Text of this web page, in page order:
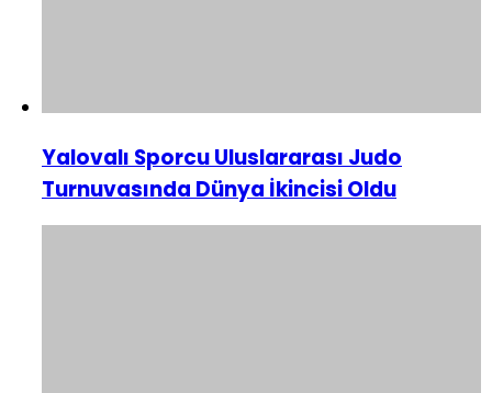
Yalovalı Sporcu Uluslararası Judo
Turnuvasında Dünya İkincisi Oldu